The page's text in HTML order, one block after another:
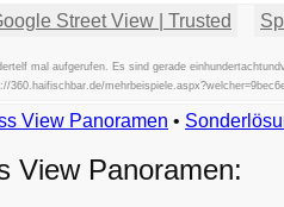
Street View | Trusted
mal aufgerufen. Es sind gerade
Beispiele
Exemples
View Panoramen •
View Panoramen: